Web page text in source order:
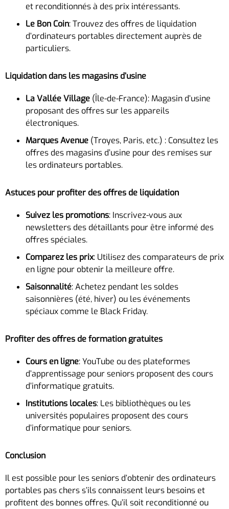
et reconditionnés à des prix intéressants.
Le Bon Coin: Trouvez des offres de liquidation
d’ordinateurs portables directement auprès de
particuliers.
Liquidation dans les magasins d’usine
La Vallée Village (Île-de-France): Magasin d’usine
proposant des offres sur les appareils
électroniques.
Marques Avenue (Troyes, Paris, etc.) : Consultez les
offres des magasins d’usine pour des remises sur
les ordinateurs portables.
Astuces pour profiter des offres de liquidation
Suivez les promotions: Inscrivez-vous aux
newsletters des détaillants pour être informé des
offres spéciales.
Comparez les prix: Utilisez des comparateurs de prix
en ligne pour obtenir la meilleure offre.
Saisonnalité: Achetez pendant les soldes
saisonnières (été, hiver) ou les événements
spéciaux comme le Black Friday.
Profiter des offres de formation gratuites
Cours en ligne: YouTube ou des plateformes
d’apprentissage pour seniors proposent des cours
d’informatique gratuits.
Institutions locales: Les bibliothèques ou les
universités populaires proposent des cours
d’informatique pour seniors.
Conclusion
Il est possible pour les seniors d’obtenir des ordinateurs
portables pas chers s’ils connaissent leurs besoins et
profitent des bonnes offres. Qu’il soit reconditionné ou